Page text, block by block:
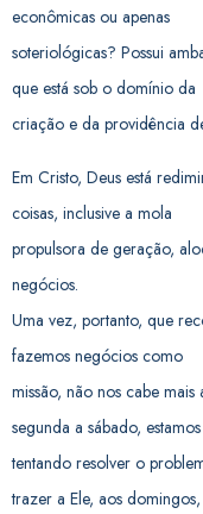
econômicas ou apenas
soteriológicas? Possui
que está sob o domínio da
criação e da providência
Em Cristo, Deus está
coisas, inclusive a mola
propulsora de geração,
negócios.
Uma vez, portanto, que
fazemos negócios como
missão, não nos cabe
segunda a sábado,
tentando resolver o
trazer a Ele, aos